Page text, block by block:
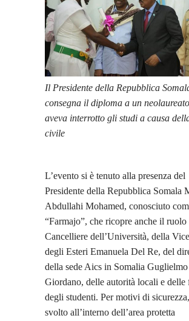
Il Presidente della Repubblica
consegna il diploma a un
aveva interrotto gli studi a causa
civile
L’evento si è tenuto alla presenza del
Presidente della Repubblica Somala
Abdullahi Mohamed, conosciuto
“Farmajo”, che ricopre anche il ruolo
Cancelliere dell’Università, della
degli Esteri Emanuela Del Re, del
della sede Aics in Somalia Guglielmo
Giordano, delle autorità locali e delle
degli studenti. Per motivi di
svolto all’interno dell’area protetta